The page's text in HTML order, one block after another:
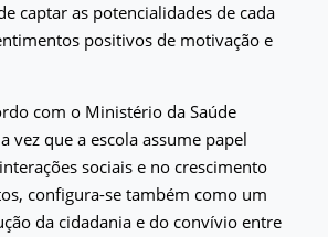
captar as potencialidades de cada
positivos de motivação e
com o Ministério da Saúde
vez que a escola assume papel
sociais e no crescimento
configura-se também como um
da cidadania e do convívio entre